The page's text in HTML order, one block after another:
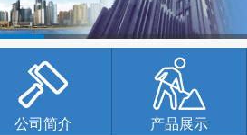
公司简介 产品展示